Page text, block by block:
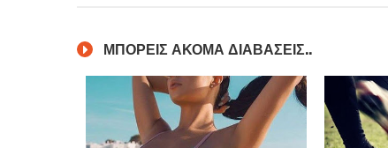
ΜΠΟΡΕΙΣ ΑΚΟΜΑ ΔΙΑΒΑΣΕΙΣ..